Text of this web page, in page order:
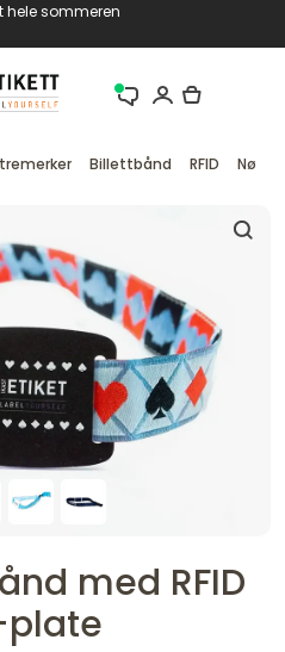
hele sommeren
Billettbånd RFID
med RFID
plate